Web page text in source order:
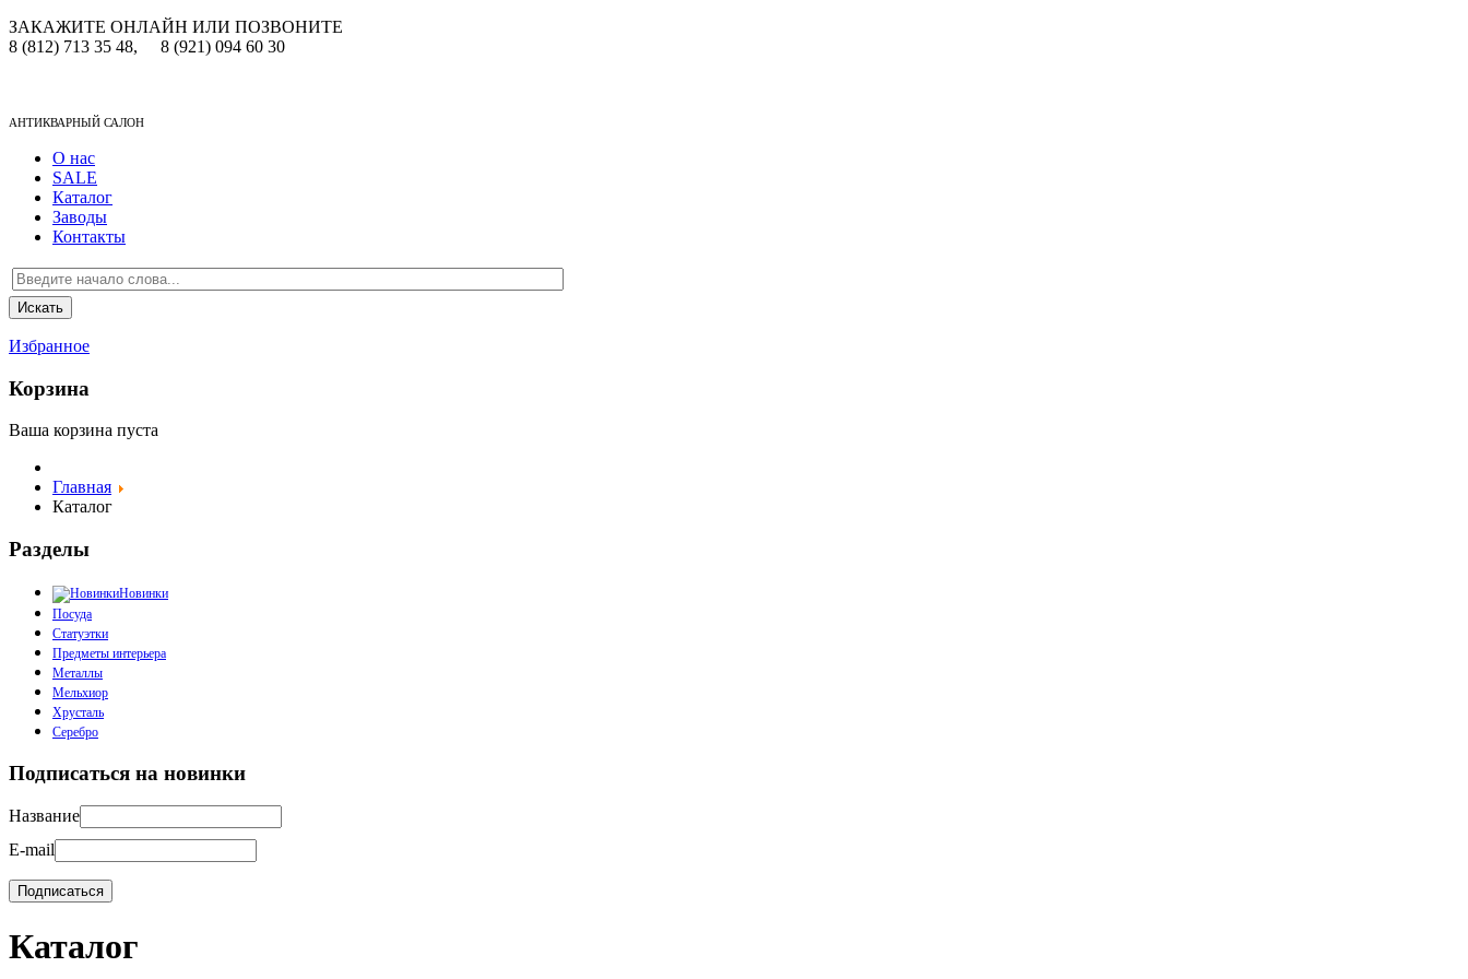
ЗАКАЖИТЕ ОНЛАЙН ИЛИ ПОЗВОНИТЕ
8 (812) 713 35 48,
8 (921) 094 60 30
АНТИКВАРНЫЙ САЛОН
О нас
SALE
Каталог
Заводы
Контакты
Избранное
Корзина
Ваша корзина пуста
Главная
Каталог
Разделы
Новинки
Посуда
Статуэтки
Предметы интерьера
Металлы
Мельхиор
Хрусталь
Серебро
Подписаться на новинки
Название
E-mail
Каталог